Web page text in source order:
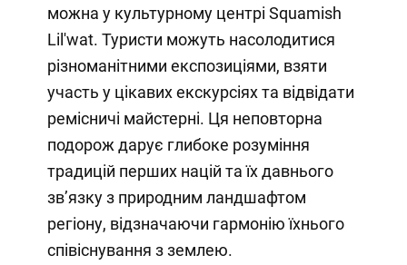
можна у культурному центрі Squamish
Lil'wat. Туристи можуть насолодитися
різноманітними експозиціями, взяти
участь у цікавих екскурсіях та відвідати
ремісничі майстерні. Ця неповторна
подорож дарує глибоке розуміння
традицій перших націй та їх давнього
зв’язку з природним ландшафтом
регіону, відзначаючи гармонію їхнього
співіснування з землею.